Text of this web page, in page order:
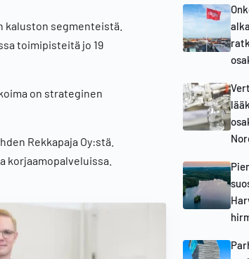
segmenteistä.
toimipisteitä jo 19
on strateginen
Rekkapaja Oy:stä.